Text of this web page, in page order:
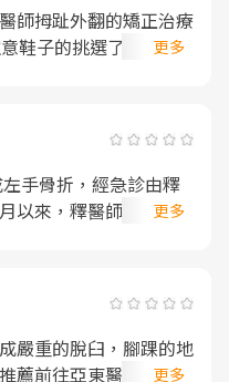
師拇趾外翻的矯正治療
鞋子的挑選了~愛水健
更多
手骨折，經急診由釋
以來，釋醫師始終視病
更多
嚴重的脫臼，腳踝的地
薦前往亞東醫院給釋高
更多